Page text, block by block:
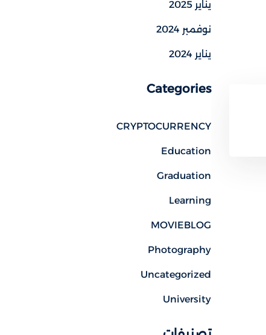
يناير 2025
نوفمبر 2024
يناير 2024
Categories
CRYPTOCURRENCY
Education
Graduation
Learning
MOVIEBLOG
Photography
Uncategorized
University